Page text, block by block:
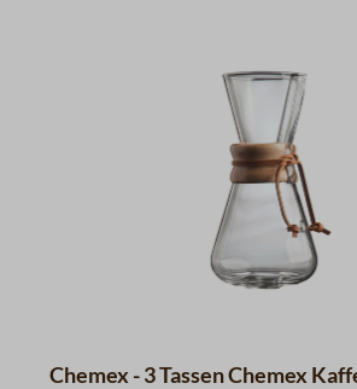
Chemex - 3 Tassen Chemex